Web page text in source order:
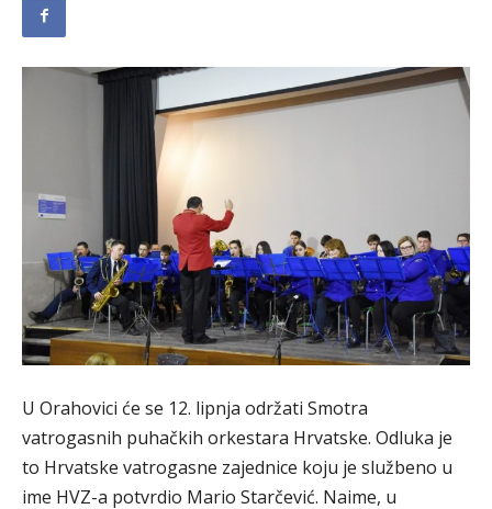
U Orahovici će se 12. lipnja održati Smotra
vatrogasnih puhačkih orkestara Hrvatske. Odluka je
to Hrvatske vatrogasne zajednice koju je službeno u
ime HVZ-a potvrdio Mario Starčević. Naime, u